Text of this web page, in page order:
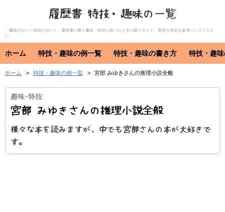
履歴書 特技・趣味の一覧
「趣味がない！特技がない！」履歴書に書く趣味・特技に困ったときに開くサイト。豊富な例文を参考にしてくださ
い。
ホーム 特技・趣味の例一覧
特技・趣味
資格・免許
特技・趣味の書き方
特技
趣味
資格・免許
特技・趣
ホーム 特技・趣味の例一覧 宮部 みゆきさんの推理小説全般
宮部 みゆきさんの推理小説全般
様々な本を読みますが、中でも宮部さんの本が大好きで
す。